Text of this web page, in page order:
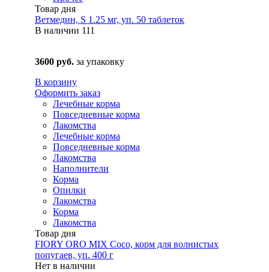
Товар дня
Ветмедин, S 1.25 мг, уп. 50 таблеток
В наличии 111
3600 руб. за упаковку
В корзину
Оформить заказ
Лечебные корма
Повседневные корма
Лакомства
Лечебные корма
Повседневные корма
Лакомства
Наполнители
Корма
Опилки
Лакомства
Корма
Лакомства
Товар дня
FIORY ORO MIX Coco, корм для волнистых
попугаев, уп. 400 г
Нет в наличии